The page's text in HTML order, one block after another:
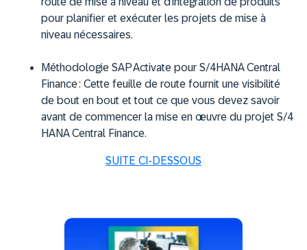
pour planifier et exécuter les projets de mise à
niveau nécessaires.
Méthodologie SAP Activate pour S/4HANA Central
Finance : Cette feuille de route fournit une visibilité
de bout en bout et tout ce que vous devez savoir
avant de commencer la mise en œuvre du projet S/4
HANA Central Finance.
SUITE CI-DESSOUS